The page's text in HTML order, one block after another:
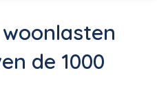
de 1000